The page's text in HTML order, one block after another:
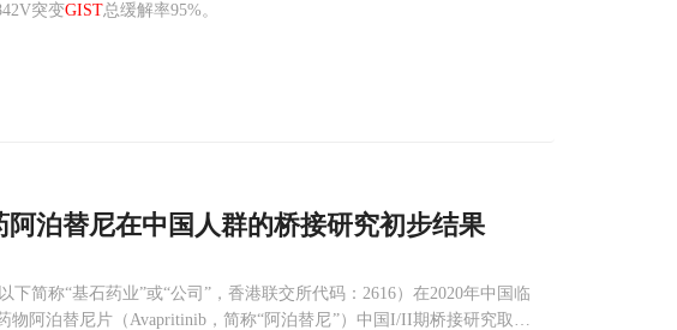
突变GIST总缓解率95%。
泊替尼在中国人群的桥接研究初步结果
简称“基石药业”或“公司”，香港联交所代码：2616）在2020年中国临
物阿泊替尼片（Avapritinib，简称“阿泊替尼”）中国I/II期桥接研究取得